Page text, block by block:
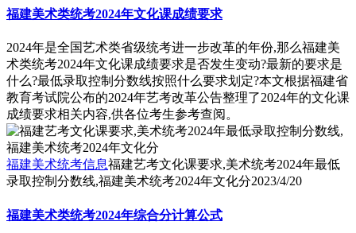
福建美术类统考2024年文化课成绩要求
2024年是全国艺术类省级统考进一步改革的年份,那么福建美
术类统考2024年文化课成绩要求是否发生变动?最新的要求是
什么?最低录取控制分数线按照什么要求划定?本文根据福建省
教育考试院公布的2024年艺考改革公告整理了2024年的文化课
成绩要求相关内容,供各位考生参考查阅。
福建美术统考信息福建艺考文化课要求,美术统考2024年最低
录取控制分数线,福建美术统考2024年文化分2023/4/20
福建美术类统考2024年综合分计算公式